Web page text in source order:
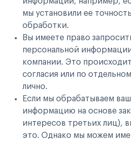
мы установили ее
обработки.
Вы имеете право
персональной
компании. Это
согласия или по
лично.
Если мы обрабатываем
информацию на основе
интересов третьих лиц),
это. Однако мы можем